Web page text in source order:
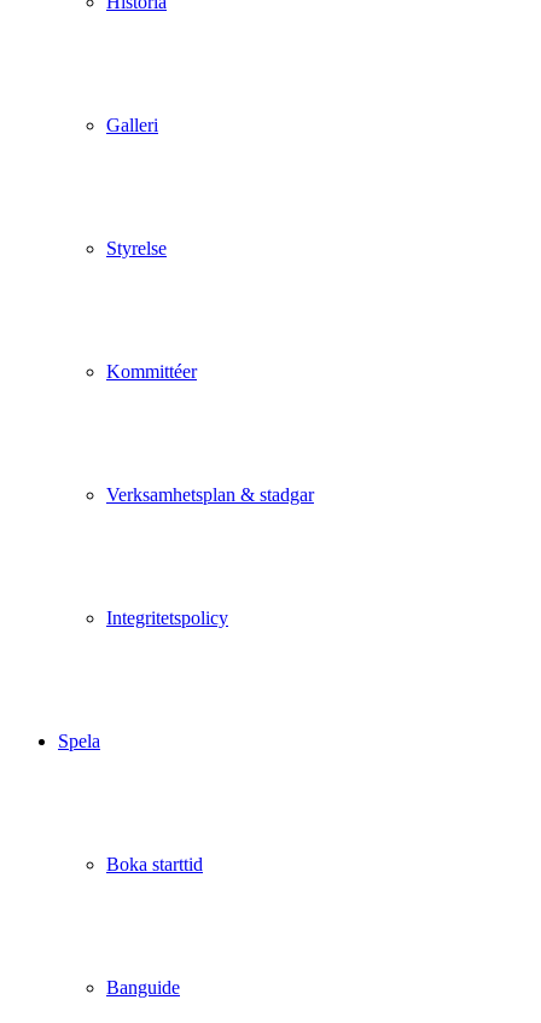
Galleri
Styrelse
Kommittéer
Verksamhetsplan & stadgar
Integritetspolicy
Spela
Boka starttid
Banguide